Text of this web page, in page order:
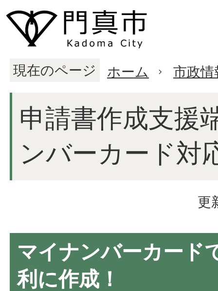
現在のページ ホーム 市政情
申請書作成支援
ンバーカード対
更
マイナンバーカード
利に作成！